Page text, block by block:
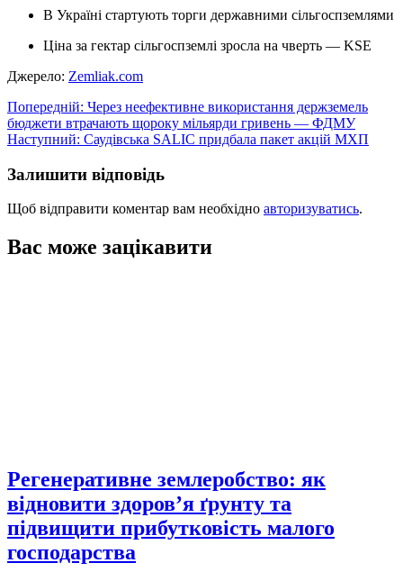
В Україні стартують торги державними сільгоспземлями
Ціна за гектар сільгоспземлі зросла на чверть — KSE
Джерело: Zemliak.com
Навігація
записів
Попередній: Через неефективне використання держземель
бюджети втрачають щороку мільярди гривень — ФДМУ
Наступний: Саудівська SALIC придбала пакет акцій МХП
Залишити відповідь
Щоб відправити коментар вам необхідно авторизуватись.
Вас може зацікавити
Регенеративне землеробство: як
відновити здоров’я ґрунту та
підвищити прибутковість малого
господарства